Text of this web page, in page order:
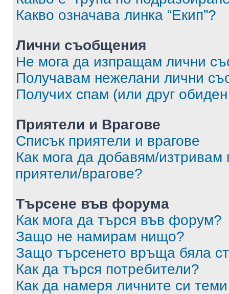
Какво означава линка “Екип”?
Лични съобщения
Не мога да изпращам лични
Получавам нежелани лични
Получих спам (или друг
Приятели и Врагове
Списък приятели и врагове
Как мога да добавям/изтривам
приятели/врагове?
Търсене във форума
Как мога да търся във форум?
Защо не намирам нищо?
Защо търсенето връща бяла
Как да търся потребители?
Как да намеря личните си